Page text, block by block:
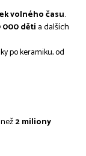
volného času.
000 dětía dalších
po keramiku, od
2 miliony